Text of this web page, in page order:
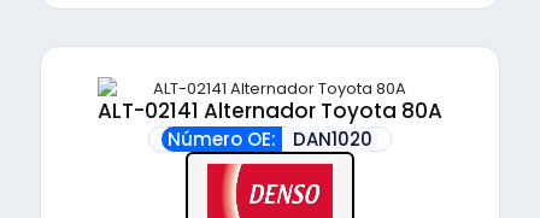
ALT-02141 Alternador Toyota 80A
Número OE: DAN1020